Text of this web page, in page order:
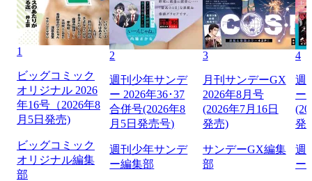
1
ビッグコミック
オリジナル 2026
年16号（2026年8
月5日発売)
ビッグコミック
オリジナル編集
部
2
週刊少年サンデ
ー 2026年36･37
合併号(2026年8
月5日発売号)
週刊少年サンデ
ー編集部
3
月刊サンデーGX
2026年8月号
(2026年7月16日
発売)
サンデーGX編集
部
4
週
ー
発
週
ー